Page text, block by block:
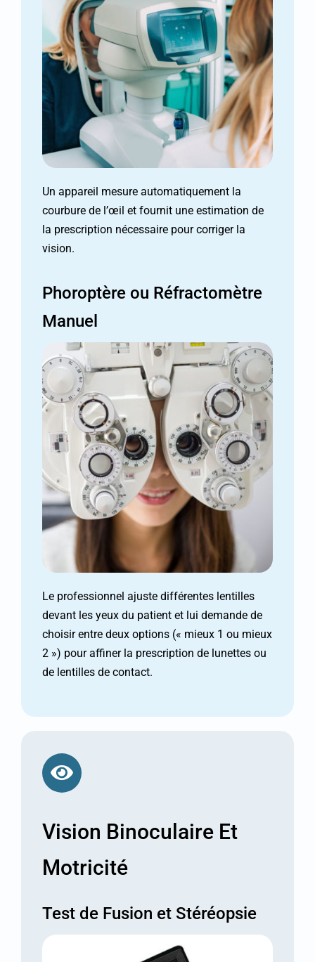
Un appareil mesure automatiquement la
courbure de l’œil et fournit une estimation de
la prescription nécessaire pour corriger la
vision.
Phoroptère ou Réfractomètre
Manuel
Le professionnel ajuste différentes lentilles
devant les yeux du patient et lui demande de
choisir entre deux options (« mieux 1 ou mieux
2 ») pour affiner la prescription de lunettes ou
de lentilles de contact.
Vision Binoculaire Et
Motricité
Test de Fusion et Stéréopsie